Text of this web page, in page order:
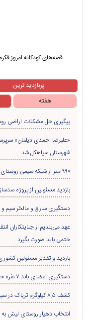
قصه‌های کودکانه امروز
پربازدید ترین
هفته
پیگیری حل مشکلات اراضی
«علیرضا احمدی دیلمان»
شهرستان سیاهکل شد
۹۹۰ متر از شبکه سیمی روستای لشکریان به کابل خودنگهدار ارتقاء یافت
بازدید مسئولین از پروژه
دستگیری سارق و مالخر سیم و
عهد می‌بندیم از جنایتکاران
حتمی باید صورت بگیرد
بازدید و تقدیر مسئولین
دستگیری اعضای باند ۷ نفره حفاری غير مجاز درسیاهکل
کشف ۸.۵ کیلوگرم تریاک در سیاهکل/ قاچاقچی مواد مخدر دستگیر شد
انتخاب دهیار روستای لیش به